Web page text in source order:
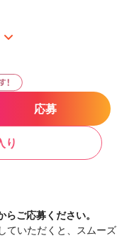
応募
り
ご応募ください。
ていただくと、スムーズ